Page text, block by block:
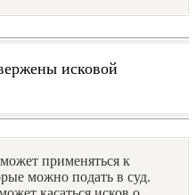
исковой
применяться к
можно подать в суд.